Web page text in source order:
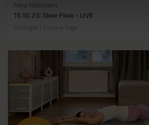
Nina Heitmann
15.10.23: Slow Flow - LIVE
Anfänger | Vinyasa Yoga